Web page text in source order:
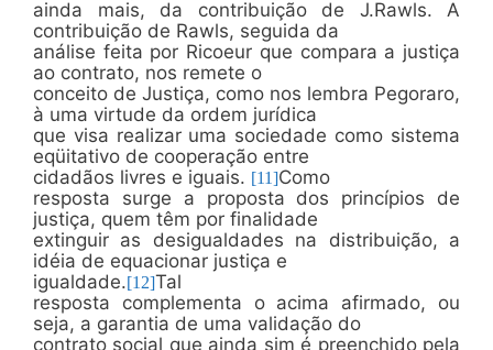
ainda mais, da contribuição de J.Rawls. A
contribuição de Rawls, seguida da
análise feita por Ricoeur que compara a justiça
ao contrato, nos remete o
conceito de Justiça, como nos lembra Pegoraro,
à uma virtude da ordem jurídica
que visa realizar uma sociedade como sistema
eqüitativo de cooperação entre
cidadãos livres e iguais. [11]Como
resposta surge a proposta dos princípios de
justiça, quem têm por finalidade
extinguir as desigualdades na distribuição, a
idéia de equacionar justiça e
igualdade.[12]Tal
resposta complementa o acima afirmado, ou
seja, a garantia de uma validação do
contrato social que ainda sim é preenchido pela